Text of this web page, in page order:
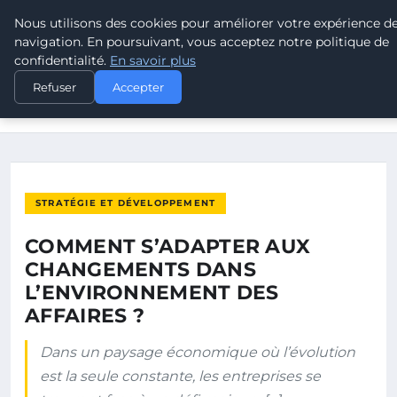
POUVOIR OUVRIER
ACCUEIL
COMMENT S’ADAPTER AUX CHANGEMENTS DANS
STRATÉGIE ET DÉVELOPPEMENT
COMMENT S’ADAPTER AUX
CHANGEMENTS DANS
L’ENVIRONNEMENT DES
AFFAIRES ?
Dans un paysage économique où l’évolution
est la seule constante, les entreprises se
Nous utilisons des cookies pour améliorer votre expérience
navigation. En poursuivant, vous acceptez notre politique de
confidentialité. En savoir plus
Refuser Accepter